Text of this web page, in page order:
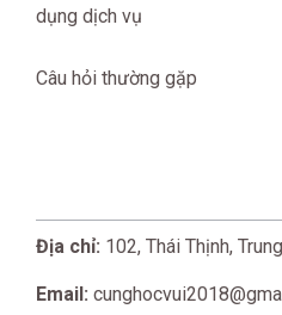
dụng dịch vụ
Câu hỏi thường gặp
Địa chỉ: 102, Thái Thịnh,
Email: